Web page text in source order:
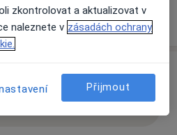
Více
o adrese
zkontrolovat a aktualizovat v
naleznete v zásadách ochrany
Přijmout